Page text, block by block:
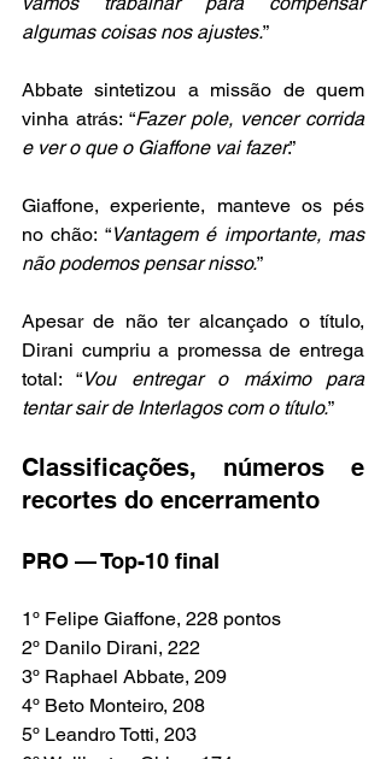
algumas coisas nos ajustes.”
Abbate sintetizou a missão de quem
vinha atrás: “Fazer pole, vencer corrida
e ver o que o Giaffone vai fazer.”
Giaffone, experiente, manteve os pés
no chão: “Vantagem é importante, mas
não podemos pensar nisso.”
Apesar de não ter alcançado o título,
Dirani cumpriu a promessa de entrega
total: “Vou entregar o máximo para
tentar sair de Interlagos com o título.”
Classificações, números e
recortes do encerramento
PRO — Top-10 final
1º Felipe Giaffone, 228 pontos
2º Danilo Dirani, 222
3º Raphael Abbate, 209
4º Beto Monteiro, 208
5º Leandro Totti, 203